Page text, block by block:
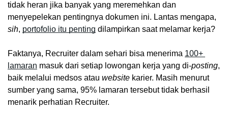
tidak heran jika banyak yang meremehkan dan
sih, portofolio itu penting dilampirkan saat melamar kerja?
Faktanya, Recruiter dalam sehari bisa menerima 100+
lamaran masuk dari setiap lowongan kerja yang di-posting,
baik melalui medsos atau website karier. Masih menurut
sumber yang sama, 95% lamaran tersebut tidak berhasil
menarik perhatian Recruiter.